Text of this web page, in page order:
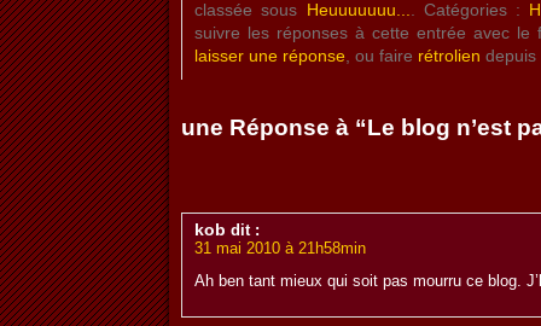
classée sous
Heuuuuuuu.... Catégories :
suivre les réponses à cette entrée avec le
laisser une réponse, ou faire rétrolien depuis
une Réponse à “Le blog n’est
kob dit :
31 mai 2010 à 21h58min
Ah ben tant mieux qui soit pas mourru ce blog.